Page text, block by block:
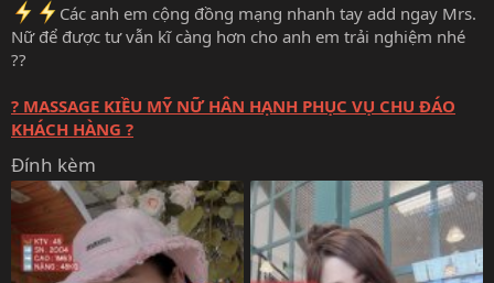
Các anh em cộng đồng mạng nhanh tay add ngay Mrs.
Nữ để được tư vẫn kĩ càng hơn cho anh em trải nghiệm nhé
??
? MASSAGE KIỀU MỸ NỮ HÂN HẠNH PHỤC VỤ CHU ĐÁO
KHÁCH HÀNG ?
Đính kèm